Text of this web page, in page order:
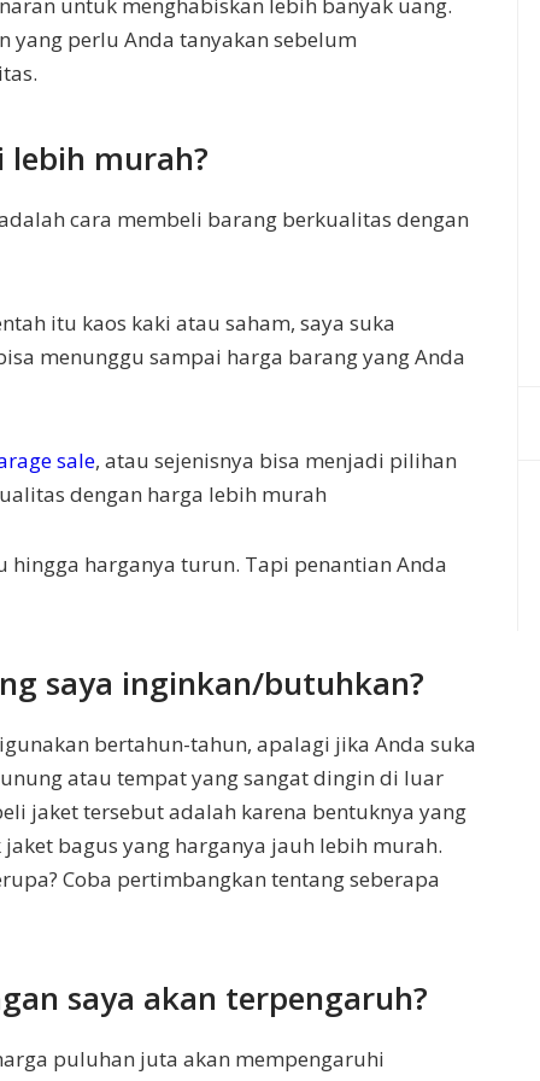
perlu Anda tanyakan sebelum
lebih murah?
cara membeli barang berkualitas dengan
itu kaos kaki atau saham, saya suka
menunggu sampai harga barang yang Anda
sale, atau sejenisnya bisa menjadi pilihan
dengan harga lebih murah
hingga harganya turun. Tapi penantian Anda
saya inginkan/butuhkan?
bertahun-tahun, apalagi jika Anda suka
atau tempat yang sangat dingin di luar
jaket tersebut adalah karena bentuknya yang
bagus yang harganya jauh lebih murah.
Coba pertimbangkan tentang seberapa
saya akan terpengaruh?
puluhan juta akan mempengaruhi